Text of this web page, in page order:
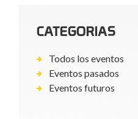
CATEGORIAS
Todos los eventos
Eventos pasados
Eventos futuros